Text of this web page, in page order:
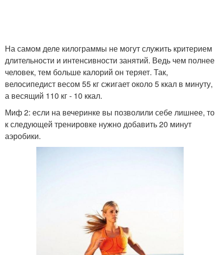
На самом деле килограммы не могут служить критерием
длительности и интенсивности занятий. Ведь чем полнее
человек, тем больше калорий он теряет. Так,
велосипедист весом 55 кг сжигает около 5 ккал в минуту,
а весящий 110 кг - 10 ккал.
Миф 2: если на вечеринке вы позволили себе лишнее, то
к следующей тренировке нужно добавить 20 минут
аэробики.